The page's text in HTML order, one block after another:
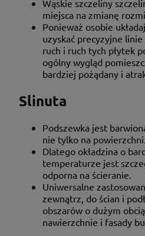
Wąskie szczeliny
miejsca na zmianę
Ponieważ osobie
uzyskać precyzyjne
ruch i ruch tych płytek
ogólny wygląd
bardziej pożądany i
Slinuta
Podszewka jest
nie tylko na powierzchni.
Dlatego okładzina o
temperaturze jest
odporna na ścieranie.
Uniwersalne
zewnątrz, do ścian i
obszarów o dużym
nawierzchnie i fasady